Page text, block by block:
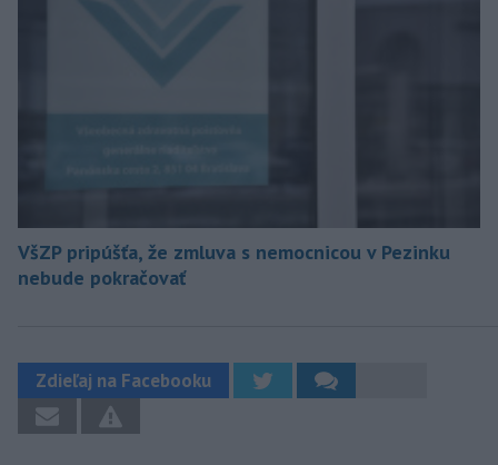
VšZP pripúšťa, že zmluva s nemocnicou v Pezinku
nebude pokračovať
Zdieľaj na Facebooku